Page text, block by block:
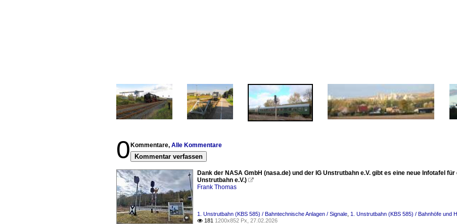
0 Kommentare, Alle Kommentare
Kommentar verfassen
Dank der NASA GmbH (nasa.de) und der IG Unstrutbahn e.V. gibt es eine neue Infotafel
Unstrutbahn e.V.) 
Frank Thomas
1. Unstrutbahn (KBS 585) / Bahntechnische Anlagen / Signale 1. Unstrutbahn (KBS 585) / Bahnhöfe und
 181 1200x852 Px, 27.02.2026